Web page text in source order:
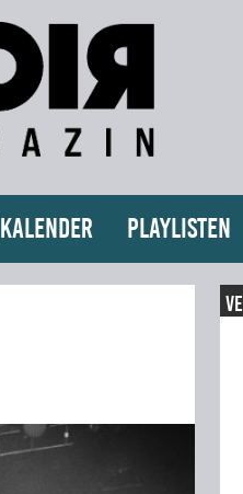
Kalender Playlisten